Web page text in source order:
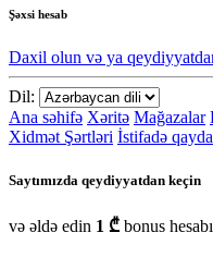
Şəxsi hesab
Daxil olun və ya
Dil:
Ana səhifə Xəritə Mağazalar
Xidmət Şərtləri İstifadə
Saytımızda qeydiyyatdan keçin
və əldə edin 1 ₾ bonus